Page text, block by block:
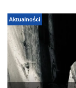
Aktualności